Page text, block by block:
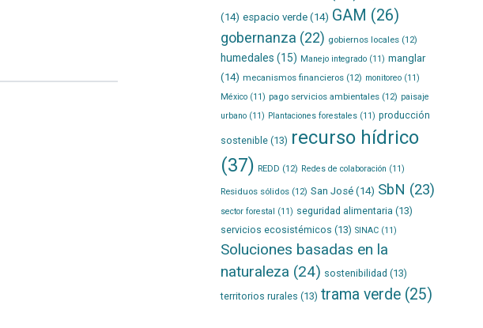
(14) espacio verde(14) GAM (26)
gobernanza (22) gobiernos locales(12)
humedales (15) Manejo integrado(11) manglar
(14) mecanismos financieros(12) monitoreo(11)
México(11) pago servicios ambientales(12) paisaje
urbano(11) Plantaciones forestales(11) producción
sostenible(13) recurso hídrico
(37) REDD (12) Redes de colaboración (11)
Residuos sólidos(12) San José(14) SbN (23)
sector forestal (11) seguridad alimentaria (13)
servicios ecosistémicos (13) SINAC(11)
Soluciones basadas en la
naturaleza (24) sostenibilidad (13)
territorios rurales (13) trama verde(25)